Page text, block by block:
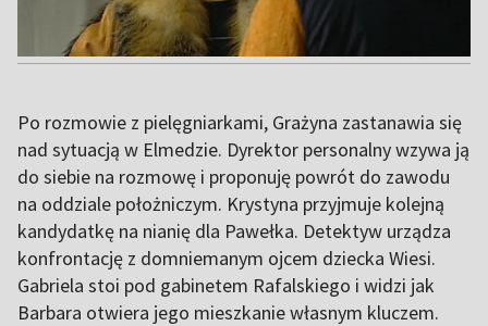
Po rozmowie z pielęgniarkami, Grażyna zastanawia się
nad sytuacją w Elmedzie. Dyrektor personalny wzywa ją
do siebie na rozmowę i proponuję powrót do zawodu
na oddziale położniczym. Krystyna przyjmuje kolejną
kandydatkę na nianię dla Pawełka. Detektyw urządza
konfrontację z domniemanym ojcem dziecka Wiesi.
Gabriela stoi pod gabinetem Rafalskiego i widzi jak
Barbara otwiera jego mieszkanie własnym kluczem.